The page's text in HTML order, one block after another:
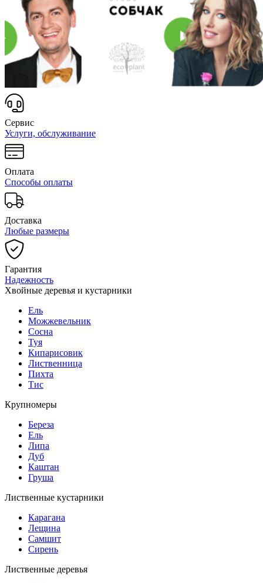
Сервис
Услуги, обслуживание
Оплата
Способы оплаты
Доставка
Любые размеры
Гарантия
Надежность
Хвойные деревья и кустарники
Ель
Можжевельник
Сосна
Туя
Кипарисовик
Лиственница
Пихта
Тис
Крупномеры
Береза
Ель
Липа
Дуб
Каштан
Груша
Лиственные кустарники
Карагана
Лещина
Самшит
Сирень
Лиственные деревья